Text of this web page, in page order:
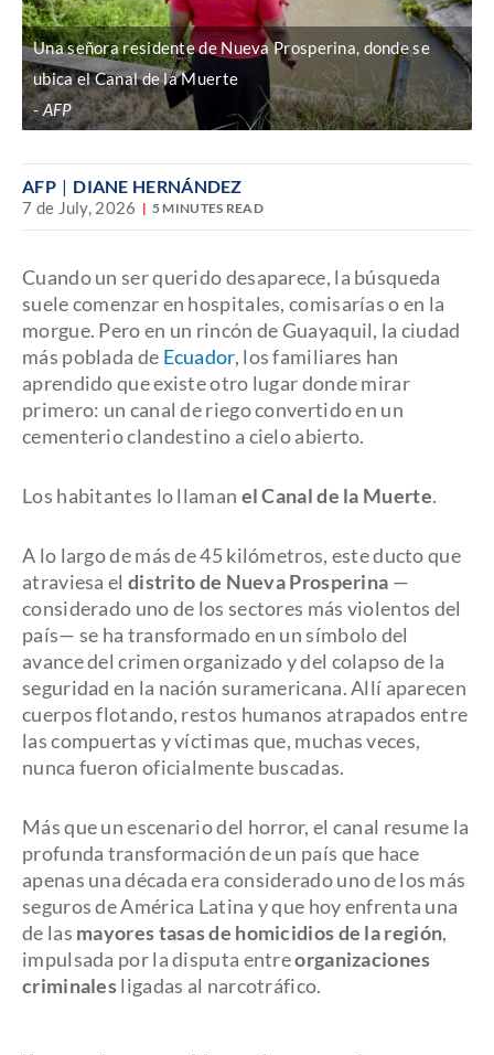
Una señora residente de Nueva Prosperina, donde se
ubica el Canal de la Muerte
AFP
AFP DIANE HERNÁNDEZ
7 de July, 2026 5 MINUTES READ
Cuando un ser querido desaparece, la búsqueda
suele comenzar en hospitales, comisarías o en la
morgue. Pero en un rincón de Guayaquil, la ciudad
más poblada de Ecuador, los familiares han
aprendido que existe otro lugar donde mirar
primero: un canal de riego convertido en un
cementerio clandestino a cielo abierto.
Los habitantes lo llaman el Canal de la Muerte.
A lo largo de más de 45 kilómetros, este ducto que
atraviesa el distrito de Nueva Prosperina —
considerado uno de los sectores más violentos del
país— se ha transformado en un símbolo del
avance del crimen organizado y del colapso de la
seguridad en la nación suramericana. Allí aparecen
cuerpos flotando, restos humanos atrapados entre
las compuertas y víctimas que, muchas veces,
nunca fueron oficialmente buscadas.
Más que un escenario del horror, el canal resume la
profunda transformación de un país que hace
apenas una década era considerado uno de los más
seguros de América Latina y que hoy enfrenta una
de las mayores tasas de homicidios de la región,
impulsada por la disputa entreorganizaciones
criminalesligadas al narcotráfico.